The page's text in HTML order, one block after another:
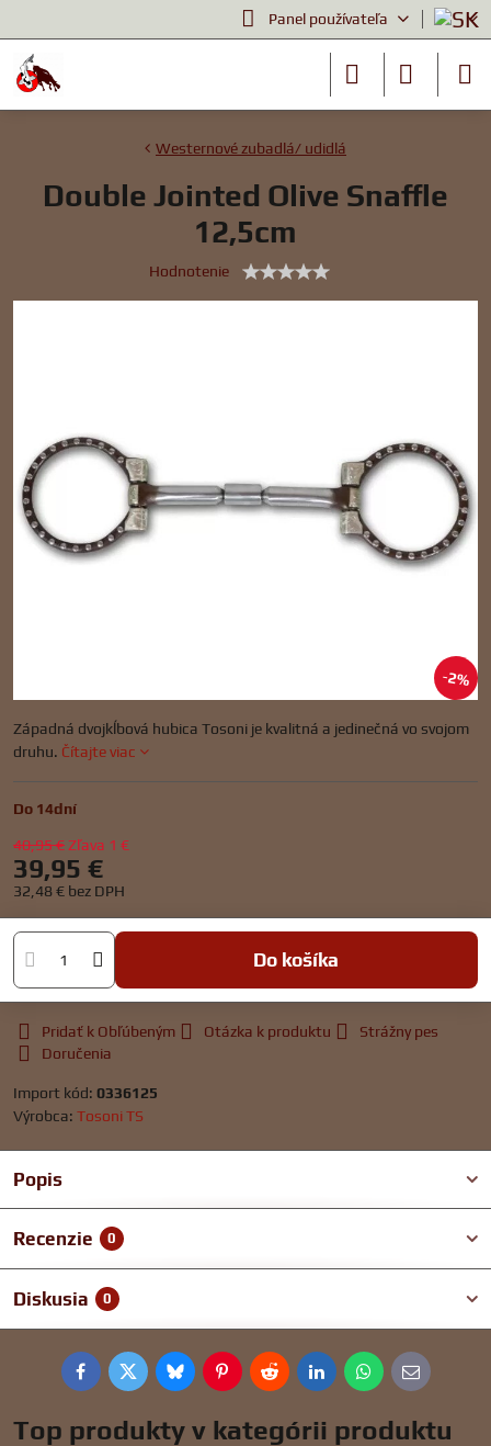
Panel používateľa
2%
Westernové zubadlá/ udidlá
Double Jointed Olive Snaffle
12,5cm
Hodnotenie
Západná dvojkĺbová hubica Tosoni je kvalitná a jedinečná vo svojom
druhu. Čítajte viac
Do 14dní
40,95 €Zľava 1 €
39,95 €
32,48 € bez DPH
Do košíka
Pridať k Obľúbeným Otázka k produktu
Strážny pes
Doručenia
Import kód: 0336125
Výrobca: Tosoni TS
Popis
Recenzie 0
Diskusia 0
FacebookTwitterBlueskyPinterestRedditLinkedInWhatsApp
E-
mail
Top produkty v kategórii produktu